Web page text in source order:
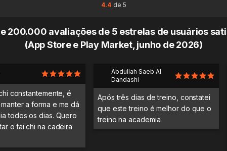
4.4 de 5
200.000 avaliações de 5 estrelas de usuários
(App Store e Play Market, junho de 2026)
constantemente, é
a forma e me dá
todos os dias. Quero
o tai chi na cadeira
Abdullah Saeb Al
Dandashi
Após três dias de treino, constatei
que este treino é melhor do que o
treino na academia.